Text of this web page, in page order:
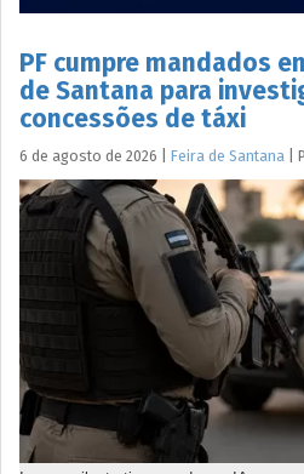
PF cumpre mandados
de Santana para
concessões de táxi
6 de agosto de 2026 Feira de Santana